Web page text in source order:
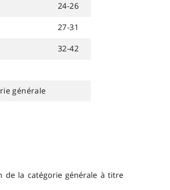
24-26
27-31
32-42
générale
de la catégorie générale à titre